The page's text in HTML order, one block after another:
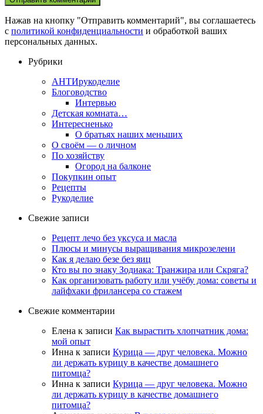
Нажав на кнопку "Отправить комментарий", вы соглашаетесь
с политикой конфиденциальности и обработкой ваших
персональных данных.
Рубрики
АНТИрукоделие
Блоговодство
Интервью
Детская комната…
Интересненько
О братьях наших меньших
О своём — о личном
По хозяйству
Огород на балконе
Покупкин опыт
Рецепты
Рукоделие
Свежие записи
Рецепт лечо без уксуса и масла
Плюсы и минусы выращивания микрозелени
Как я делаю безе без яиц
Кто вы по знаку Зодиака: Транжира или Скряга?
Как организовать работу или учёбу дома: советы и
лайфхаки фрилансера со стажем
Свежие комментарии
Елена к записи Как вырастить хлопчатник дома:
мой опыт
Инна к записи Курица — друг человека. Можно
ли держать курицу в качестве домашнего
питомца?
Инна к записи Курица — друг человека. Можно
ли держать курицу в качестве домашнего
питомца?